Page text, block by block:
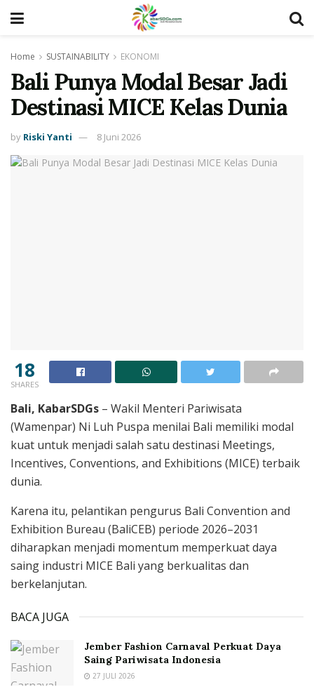
Home SUSTAINABILITY EKONOMI
Bali Punya Modal Besar Jadi
Destinasi MICE Kelas Dunia
by Riski Yanti 8 Juni 2026
18
SHARES
Bali, KabarSDGs – Wakil Menteri Pariwisata
(Wamenpar) Ni Luh Puspa menilai Bali memiliki modal
kuat untuk menjadi salah satu destinasi Meetings,
Incentives, Conventions, and Exhibitions (MICE) terbaik
dunia.
Karena itu, pelantikan pengurus Bali Convention and
Exhibition Bureau (BaliCEB) periode 2026–2031
diharapkan menjadi momentum memperkuat daya
saing industri MICE Bali yang berkualitas dan
berkelanjutan.
BACA JUGA
Jember Fashion Carnaval Perkuat Daya
Saing Pariwisata Indonesia
27 JULI 2026